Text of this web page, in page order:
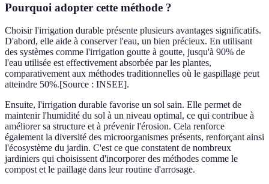
Pourquoi adopter cette méthode ?
Choisir l'irrigation durable présente plusieurs avantages significatifs.
D'abord, elle aide à conserver l'eau, un bien précieux. En utilisant
des systèmes comme l'irrigation goutte à goutte, jusqu'à 90% de
l'eau utilisée est effectivement absorbée par les plantes,
comparativement aux méthodes traditionnelles où le gaspillage peut
atteindre 50%.[Source : INSEE].
Ensuite, l'irrigation durable favorise un sol sain. Elle permet de
maintenir l'humidité du sol à un niveau optimal, ce qui contribue à
améliorer sa structure et à prévenir l'érosion. Cela renforce
également la diversité des microorganismes présents, renforçant ainsi
l'écosystème du jardin. C'est ce que constatent de nombreux
jardiniers qui choisissent d'incorporer des méthodes comme le
compost et le paillage dans leur routine d'arrosage.